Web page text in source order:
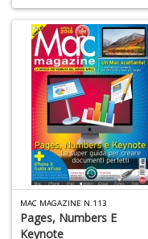
MAC MAGAZINE N.113
Pages, Numbers E
Keynote